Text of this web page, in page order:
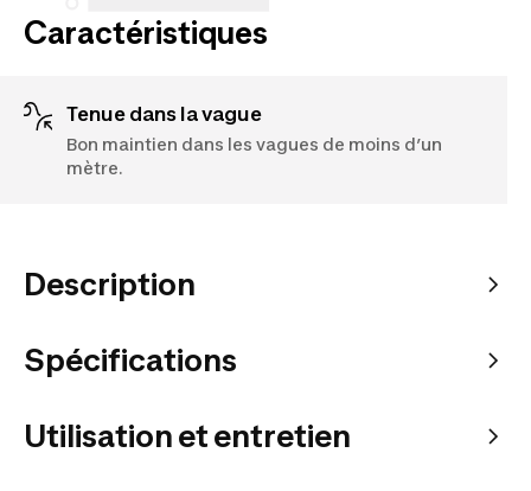
Caractéristiques
Tenue dans la vague
Bon maintien dans les vagues de moins d’un
mètre.
Description
Spécifications
Utilisation et entretien